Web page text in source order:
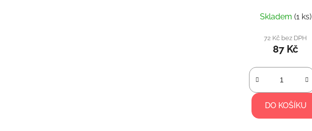
Skladem (1 ks)
72 Kč bez DPH
87 Kč
DO KOŠÍKU